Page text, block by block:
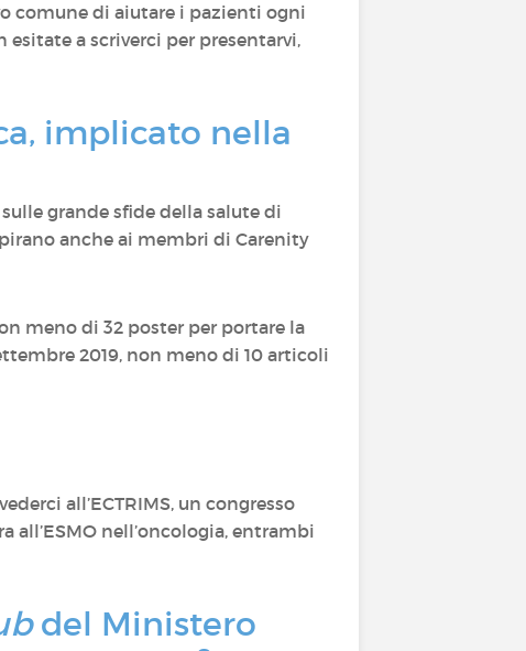
comune di aiutare i pazienti ogni
a scriverci per presentarvi,
implicato nella
grande sfide della salute di
anche ai membri di Carenity
meno di 32 poster per portare la
2019, non meno di 10 articoli
all’ECTRIMS, un congresso
all’ESMO nell’oncologia, entrambi
del Ministero